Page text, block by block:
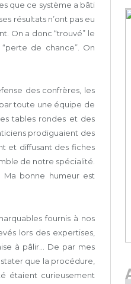
que ce système a bâti
résultats n’ont pas eu
On a donc “trouvé” le
de chance”. On
des confrères, les
toute une équipe de
tables rondes et des
prodiguaient des
et diffusant des fiches
de notre spécialité.
Ma bonne humeur est
fournis à nos
lors des expertises,
à pâlir… De par mes
que la procédure,
étaient curieusement